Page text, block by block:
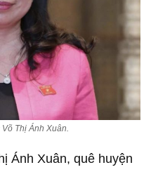
Thị Ánh Xuân.
Ánh Xuân, quê huyện